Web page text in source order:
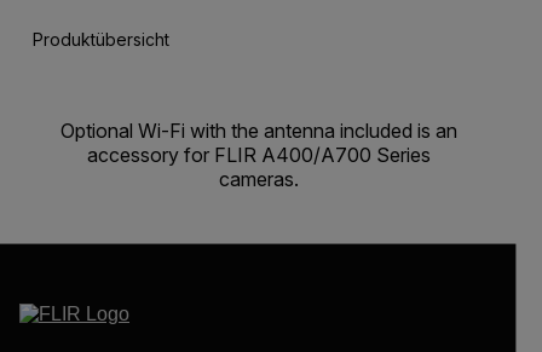
Produktübersicht
Optional Wi-Fi with the antenna included is an
accessory for FLIR A400/A700 Series
cameras.